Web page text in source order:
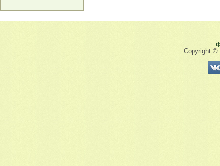
Copyright ©